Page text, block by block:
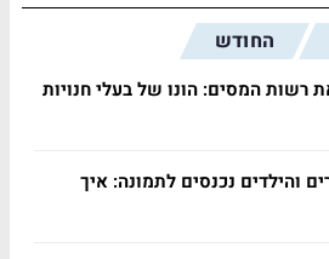
החודש
רשות המסים: הונו של בעלי חנויות
והילדים נכנסים לתמונה: איך